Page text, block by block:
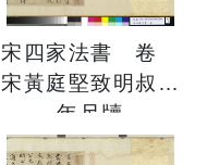
宋四家法書 卷
宋黃庭堅致明叔同
年尺牘